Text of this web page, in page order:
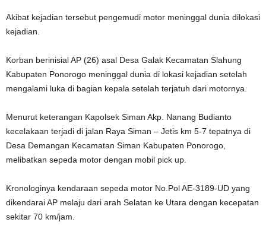
Akibat kejadian tersebut pengemudi motor meninggal dunia dilokasi
kejadian.
Korban berinisial AP (26) asal Desa Galak Kecamatan Slahung
Kabupaten Ponorogo meninggal dunia di lokasi kejadian setelah
mengalami luka di bagian kepala setelah terjatuh dari motornya.
Menurut keterangan Kapolsek Siman Akp. Nanang Budianto
kecelakaan terjadi di jalan Raya Siman – Jetis km 5-7 tepatnya di
Desa Demangan Kecamatan Siman Kabupaten Ponorogo,
melibatkan sepeda motor dengan mobil pick up.
Kronologinya kendaraan sepeda motor No.Pol AE-3189-UD yang
dikendarai AP melaju dari arah Selatan ke Utara dengan kecepatan
sekitar 70 km/jam.